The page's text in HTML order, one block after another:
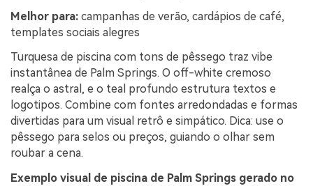
Melhor para: campanhas de verão, cardápios de café,
templates sociais alegres
Turquesa de piscina com tons de pêssego traz vibe
instantânea de Palm Springs. O off-white cremoso
realça o astral, e o teal profundo estrutura textos e
logotipos. Combine com fontes arredondadas e formas
divertidas para um visual retrô e simpático. Dica: use o
pêssego para selos ou preços, guiando o olhar sem
roubar a cena.
Exemplo visual de piscina de Palm Springs gerado no